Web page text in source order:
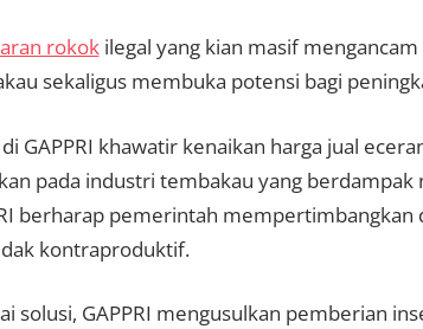
rokokilegal yang kian masif
sekaligus membuka potensi bagi
di GAPPRI khawatir kenaikan harga jual
pada industri tembakau yang
berharap pemerintah mempertimbangkan
kontraproduktif.
solusi, GAPPRI mengusulkan pemberian